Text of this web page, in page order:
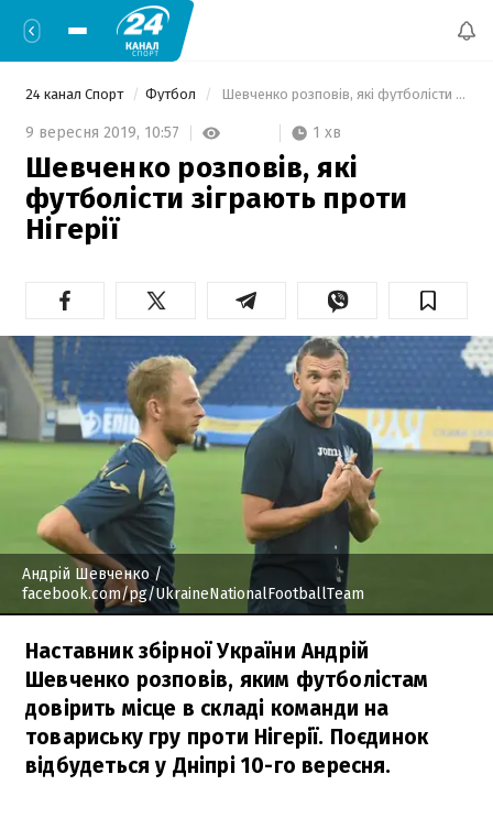
24 канал Спорт Футбол Шевченко розповів, які футболісти зіграють проти Нігерії
9 вересня 2019, 10:57 1 хв
Шевченко розповів, які
футболісти зіграють проти
Нігерії
Андрій Шевченко/
facebook.com/pg/UkraineNationalFootballTeam
Наставник збірної України Андрій
Шевченко розповів, яким футболістам
довірить місце в складі команди на
товариську гру проти Нігерії. Поєдинок
відбудеться у Дніпрі 10-го вересня.